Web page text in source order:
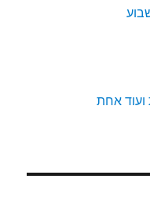
אחת